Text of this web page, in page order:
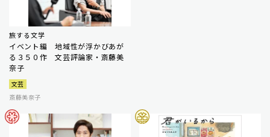
旅する文学
イベント編 地域性が浮かびあが
る３５０作 文芸評論家・斎藤美
奈子
文芸
斎藤美奈子